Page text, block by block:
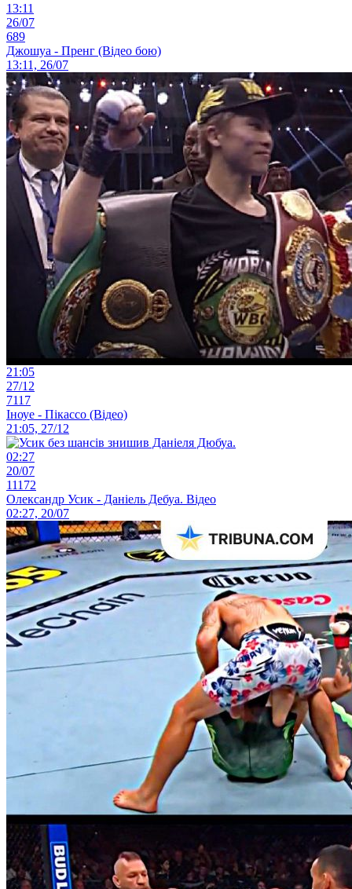
13:11
26/07
689
Джошуа - Пренг (Відео бою)
13:11, 26/07
21:05
27/12
7117
Іноуе - Пікассо (Відео)
21:05, 27/12
02:27
20/07
11172
Олександр Усик - Даніель Дебуа. Відео
02:27, 20/07